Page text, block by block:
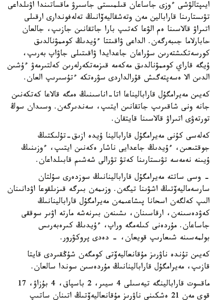
ايىپتالۋشى ءوزى جاساعان قىلمىستى جاسىرۋ ماقساتىندا اۋىلداعى
تۋىستارىنا قارابالين مەن وتەشقاليەۆانىڭ تەلەفوندارى ارقىلى
اتىراۋ قالاسىنا ەم الۋعا كەتىپ بارا جاتقانىن جازىپ، جالعان
حابارلاما جىبەرگەن. الداعى ۋاقىتتا ءۇيدىڭ كوممۋنالدىق
كورسەتكىشتەرىن سۇراعان جاعدايدا ۋاقىتىلى جاۋاپ بەرىپ،
ۇيگە قاراي كوممۋنالدىق مەكەمە قىزمەتكەرلەرىن كەلتىرمەۋ ءۇشىن
الدىن الا ەسەپتەگىش قۇرالداردى سۋرەتكە ءتۇسىرىپ العان.
كەيىن مەيرامگۇل قاراباليناعا اتا-اناسىنىڭ ەمگە قالاعا كەتكەنىن
جانە ونى شاقىرىپ جاتقانىن ايتىپ، سەندىرگەن. وسىدان سوڭ
تورتەۋى اتىراۋ قالاسىنا قايتقان.
كەلەسى كۇنى مەيرامگۇل قارابالينا ۇيدە ازىق-تۇلىكتىڭ
جوقتىعىن، ءۇيدىڭ جاعدايى ناشار ەكەنىن ايتىپ، ءوزىنىڭ
ۇيىنە نەمەسە تۋىستارىنا كەتۋ تۋرالى شەشىم قابىلداعان.
- وسى ساتتە مەيرامگۇل قارابالينانىڭ سوزدەرى سۇلتان
سارسەماليەۆتىڭ اشۋىنا تيگەن. وزىمەن بىرگە قىزىلقوعا اۋدانىنان
الىپ كەلگەن اسحانا پىشاعىمەن مەيرامگۇل قارابالينانىڭ
كەۋدەسىنەن، ارقاسىنان، ىشىنەن بىرنەشە مارتە اۋىر سوققى
جاساعان. مۇردەنى كىلەمگە وراپ، ءۇيدىڭ كىرەبەرىس
بولمەسىنە شىعارىپ قويعان، - دەدى پروكۋرور.
كەيىن تۇندە ناۋرىز مۇقانعاليەۆتى كومگەن شۇڭقىردى قايتا
قازىپ، مەيرامگۇل قارابالينانىڭ مۇردەسىن سوندا سالعان.
ماقسوت قارابالينگە تيەسىلى 4 سيىر، 2 باسپاق، 4 بۇزاۋ، 17
قوي مەن 21 ەشكىنى ناۋرىز مۇقانعاليەۆتىڭ اتىنان ساتىپ